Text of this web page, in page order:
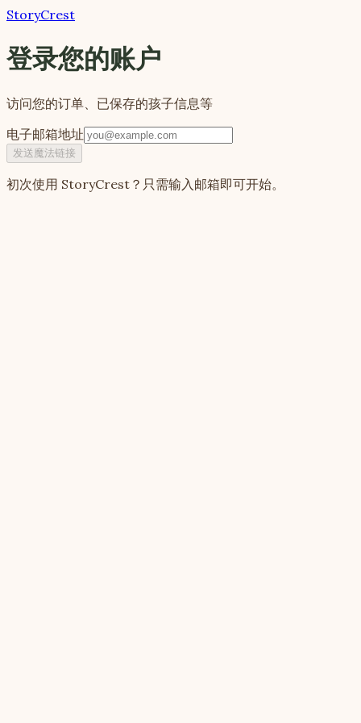
StoryCrest
登录您的账户
访问您的订单、已保存的孩子信息等
电子邮箱地址
发送魔法链接
初次使用 StoryCrest？只需输入邮箱即可开始。